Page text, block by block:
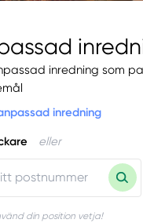
inredning som
inredning
eller
din position vetja!